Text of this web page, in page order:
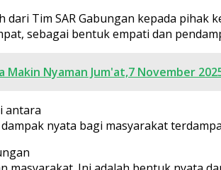
Tim SAR Gabungan kepada
sebagai bentuk empati dan
Nyaman Jum'at,7 November
antara
nyata bagi masyarakat